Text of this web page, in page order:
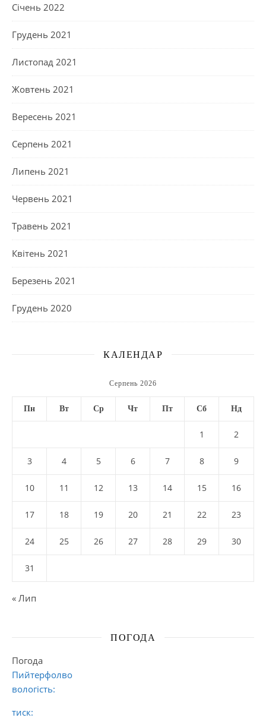
Січень 2022
Грудень 2021
Листопад 2021
Жовтень 2021
Вересень 2021
Серпень 2021
Липень 2021
Червень 2021
Травень 2021
Квітень 2021
Березень 2021
Грудень 2020
КАЛЕНДАР
Серпень 2026
Пн Вт Ср Чт Пт Сб Нд
1 2
3 4 5 6 7 8 9
10 11 12 13 14 15 16
17 18 19 20 21 22 23
24 25 26 27 28 29 30
31
« Лип
ПОГОДА
Погода
Пийтерфолво
вологість:
тиск: